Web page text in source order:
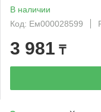
В наличии
Код: Ем000028599
3 981 ₸